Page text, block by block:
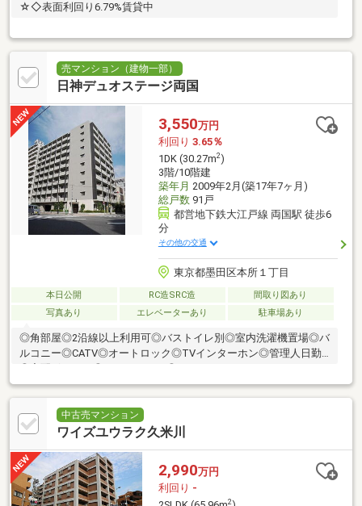
☆◇表面利回り6.79%賃貸中
売マンション（建物一部）
日神デュオステージ両国
3,550万円
利回り 3.65％
1DK (30.27m2)
3階/10階建
築年月 2009年2月(築17年7ヶ月)
総戸数91戸
都営地下鉄大江戸線 両国駅 徒歩6
分
その他の交通
東京都墨田区本所１丁目
本日公開 RC造SRC造
間取り図あり
写真あり
エレベーターあり 駐車場あり
◎角部屋◎2沿線以上利用可◎バストイレ別◎室内洗濯機置場◎バ
ルコニー◎CATV◎オートロック◎TVインターホン◎管理人日勤
中古売マンション
ワイズユウラク久米川
2,990万円
利回り -
2